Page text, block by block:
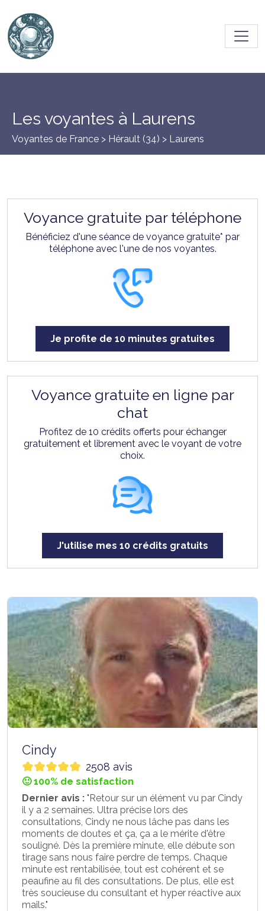
Les voyantes à Laurens
Voyantes de France > Hérault (34) > Laurens
Voyance gratuite par téléphone
Bénéficiez d'une séance de voyance gratuite* par
téléphone avec l'une de nos voyantes.
Je profite de 10 minutes gratuites
Voyance gratuite en ligne par
chat
Profitez de 10 crédits offerts pour échanger
gratuitement et librement avec le voyant de votre
choix.
J'utilise mes 10 crédits gratuits
Cindy
2508 avis
🙂 100% de satisfaction
Dernier avis : "Retour sur un élément vu par Cindy
il y a 2 semaines. Ultra précise lors des
consultations, Cindy ne nous lâche pas dans les
moments de doutes et ça, ça a le mérite d'être
souligné. Dès la première minute, elle débute son
tirage sans nous faire perdre de temps. Chaque
minute est rentabilisée, tout est cohérent et se
peaufine au fil des consultations. De plus, elle est
très soucieuse du consultant et hyper réactive aux
mails."